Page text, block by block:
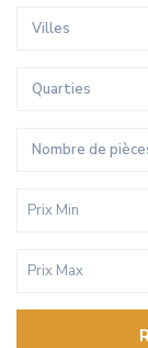
Villes
Quarties
Nombre de